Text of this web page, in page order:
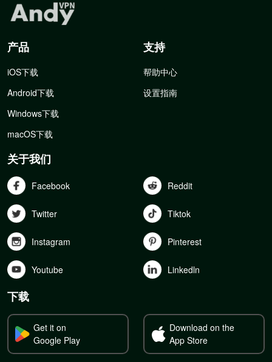
产品
iOS下载
Android下载
Windows下载
macOS下载
支持
帮助中心
设置指南
关于我们
Facebook Reddit
Twitter Tiktok
Instagram Pinterest
Youtube Linkedln
下载
Get it on
Google Play
Download on the
App Store